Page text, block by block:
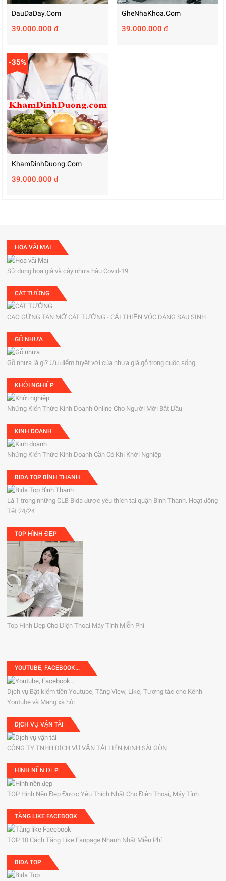
DauDaDay.com
39.000.000 đ
GheNhaKhoa.com
39.000.000 đ
-35%
KhamDinhDuong.com
39.000.000 đ
HOA VẢI MAI
Sử dụng hoa giả và cây nhựa hậu Covid-19
CÁT TƯỜNG
CAO GỪNG TAN MỠ CÁT TƯỜNG - CẢI THIỆN VÓC DÁNG SAU SINH
GỖ NHỰA
Gỗ nhựa là gì? Ưu điểm tuyệt vời của nhựa giả gỗ trong cuộc sống
KHỞI NGHIỆP
Những Kiến Thức Kinh Doanh Online Cho Người Mới Bắt Đầu
KINH DOANH
Những Kiến Thức Kinh Doanh Cần Có Khi Khởi Nghiệp
BIDA TOP BÌNH THẠNH
Là 1 trong những CLB Bida được yêu thích tại quận Bình Thạnh. Hoạt động
Tết 24/24
TOP HÌNH ĐẸP
Top Hình Đẹp Cho Điện Thoại Máy Tính Miễn Phí
YOUTUBE, FACEBOOK...
Dịch vụ Bật kiếm tiền Youtube, Tăng View, Like, Tương tác cho Kênh
Youtube và Mạng xã hội
DỊCH VỤ VẬN TẢI
CÔNG TY TNHH DỊCH VỤ VẬN TẢI LIÊN MINH SÀI GÒN
HÌNH NỀN ĐẸP
TOP Hình Nền Đẹp Được Yêu Thích Nhất Cho Điện Thoại, Máy Tính
TĂNG LIKE FACEBOOK
TOP 10 Cách Tăng Like Fanpage Nhanh Nhất Miễn Phí
BIDA TOP